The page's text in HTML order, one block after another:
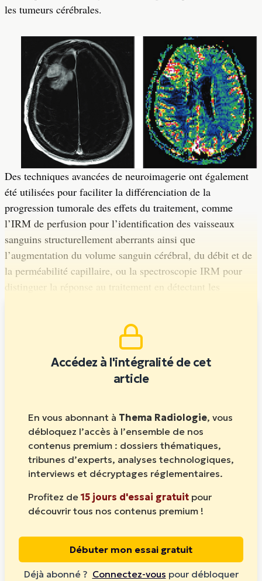
les tumeurs cérébrales.
Des techniques avancées de neuroimagerie ont également
été utilisées pour faciliter la différenciation de la
progression tumorale des effets du traitement, comme
l’IRM de perfusion pour l’identification des vaisseaux
sanguins structurellement aberrants ainsi que
l’augmentation du volume sanguin cérébral, du débit et de
la perméabilité capillaire, ou la spectroscopie IRM pour
distinguer la réponse au traitement en détectant les
Accédez à l'intégralité de cet
article
En vous abonnant à Thema Radiologie, vous
débloquez l’accès à l’ensemble de nos
contenus premium : dossiers thématiques,
tribunes d’experts, analyses technologiques,
interviews et décryptages réglementaires.
Profitez de 15 jours d'essai gratuit pour
découvrir tous nos contenus premium !
Débuter mon essai gratuit
Déjà abonné ? Connectez-vous pour débloquer